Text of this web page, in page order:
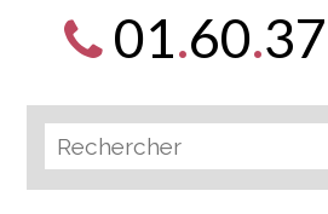
01.60.37